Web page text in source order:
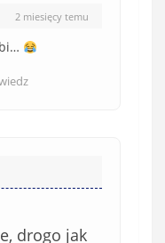
2 miesięcy temu
drogo jak